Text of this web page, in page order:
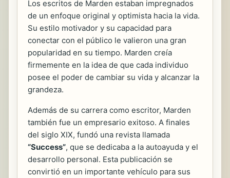
Los escritos de Marden estaban impregnados
de un enfoque original y optimista hacia la vida.
Su estilo motivador y su capacidad para
conectar con el público le valieron una gran
popularidad en su tiempo. Marden creía
firmemente en la idea de que cada individuo
posee el poder de cambiar su vida y alcanzar la
grandeza.
Además de su carrera como escritor, Marden
también fue un empresario exitoso. A finales
del siglo XIX, fundó una revista llamada
“Success”, que se dedicaba a la autoayuda y el
desarrollo personal. Esta publicación se
convirtió en un importante vehículo para sus